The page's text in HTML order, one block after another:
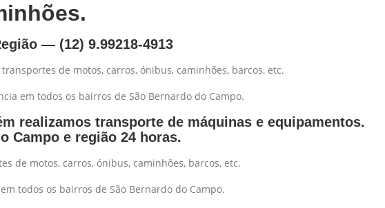
— (12) 9.99218-4913
de motos, carros, ónibus, caminhões, barcos, etc.
em todos os bairros de São Bernardo do Campo.
realizamos transporte de máquinas e equipamentos.
Campo e região 24 horas.
de motos, carros, ónibus, caminhões, barcos, etc.
todos os bairros de São Bernardo do Campo.